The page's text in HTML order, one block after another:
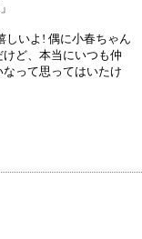
しいよ! 偶に小春ちゃん
ど、本当にいつも仲
って思ってはいたけ